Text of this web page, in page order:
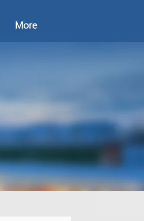
More